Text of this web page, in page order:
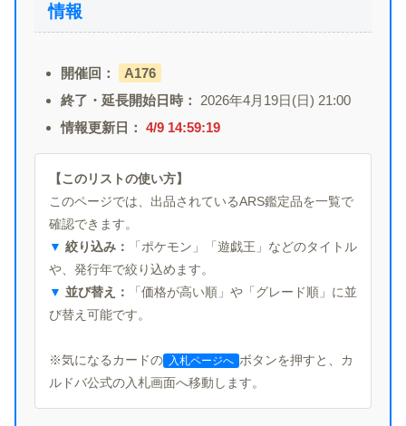
情報
開催回：
A176
終了・延長開始日時：
2026年4月19日(日) 21:00
情報更新日： 4/9 14:59:19
【このリストの使い方】
このページでは、出品されているARS鑑定品を一覧で
確認できます。
▼ 絞り込み：
「ポケモン」「遊戯王」などのタイトル
や、発行年で絞り込めます。
▼ 並び替え：
「価格が高い順」や「グレード順」に並
び替え可能です。
※気になるカードの 入札ページへ ボタンを押すと、カ
ルドバ公式の入札画面へ移動します。